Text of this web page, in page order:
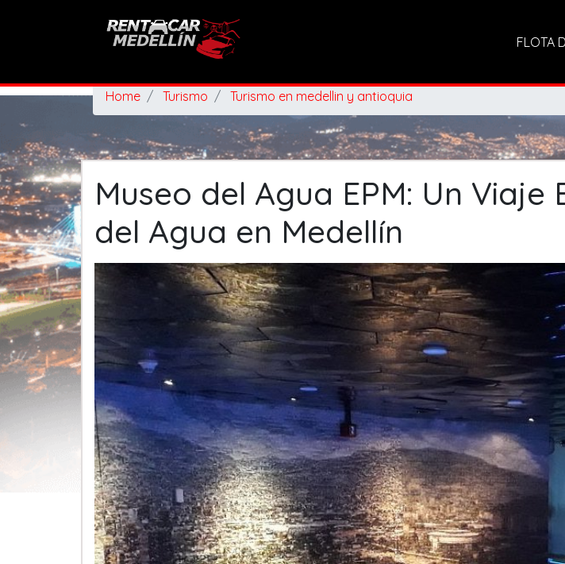
FLOTA
Home Turismo Turismo en medellin y antioquia
Museo del Agua EPM: Un
del Agua en Medellín